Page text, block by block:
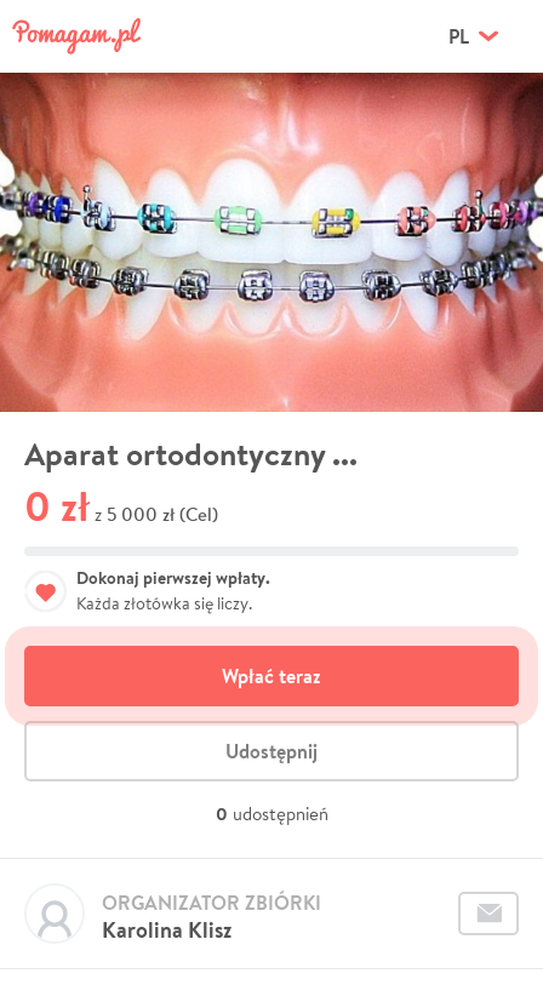
PL
Aparat ortodontyczny ...
0 zł z 5 000 zł (Cel)
Dokonaj pierwszej wpłaty.
Każda złotówka się liczy.
Wpłać teraz
Udostępnij
0 udostępnień
Karolina Klisz
ORGANIZATOR ZBIÓRKI